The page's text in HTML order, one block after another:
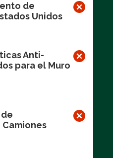
de
Unidos
Anti-
para el Muro